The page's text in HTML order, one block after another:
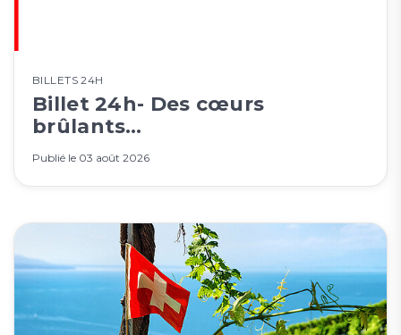
BILLETS 24H
Billet 24h- Des cœurs
brûlants…
Publié le 03 août 2026